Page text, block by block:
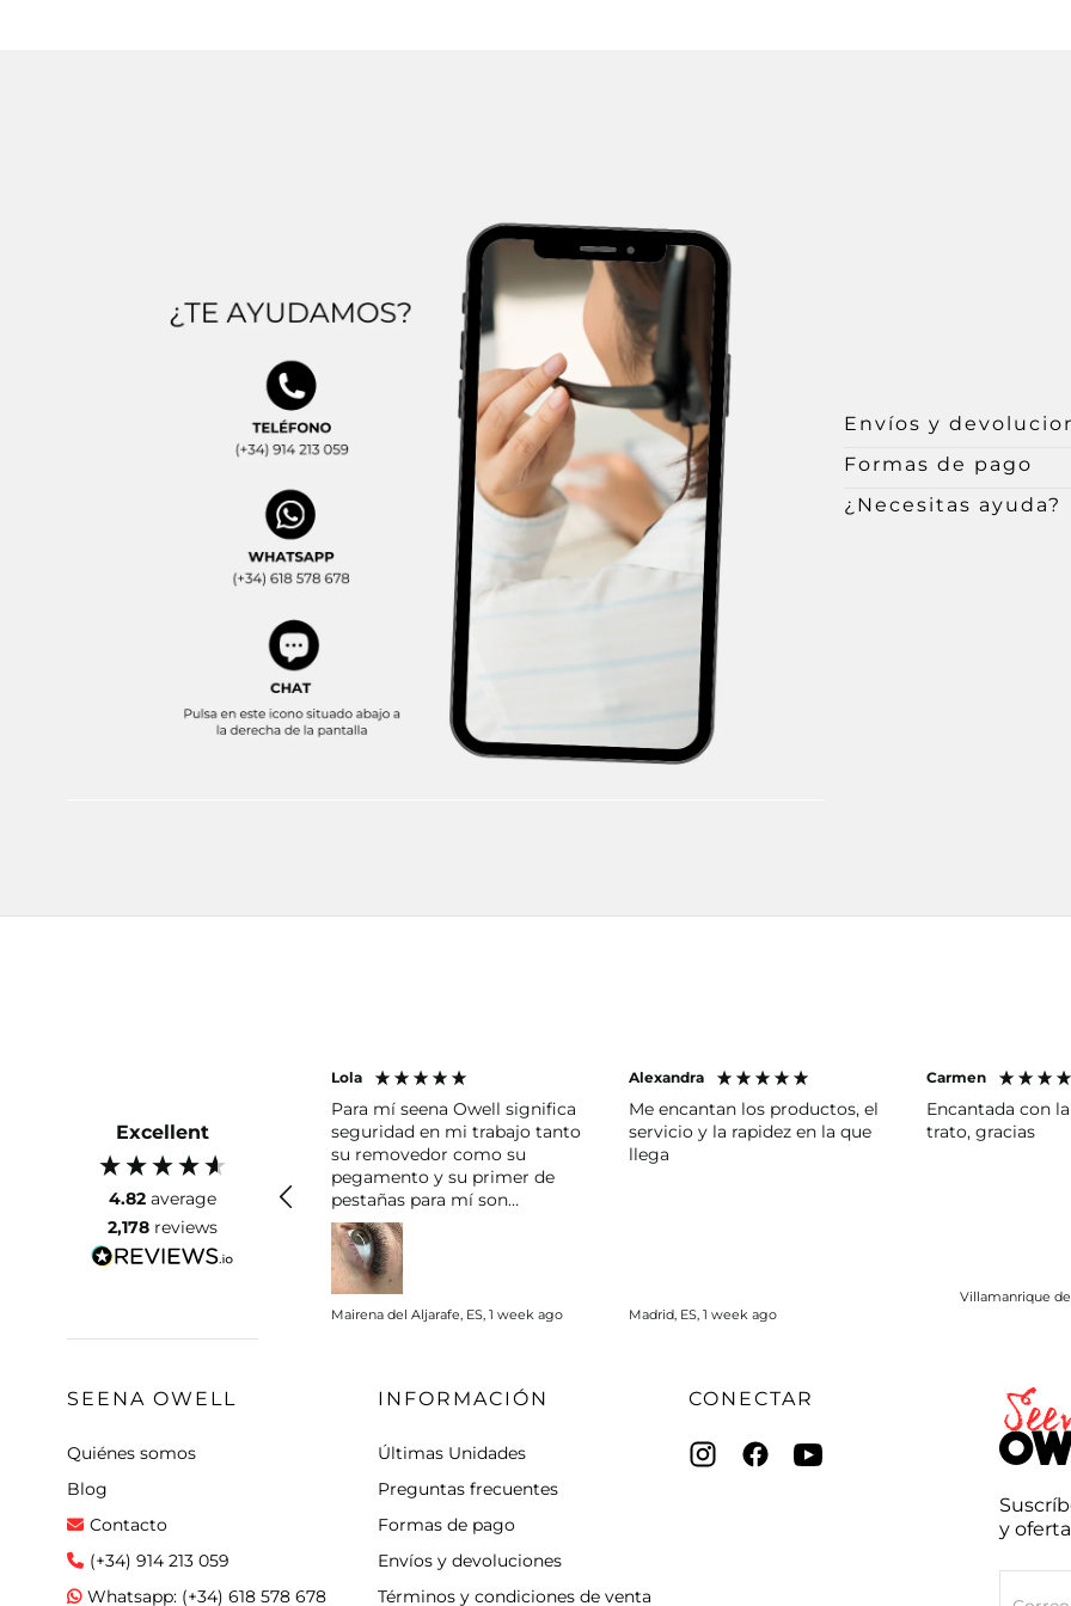
Envíos y
Formas de pago
¿Necesitas ayuda?
Excellent
4.82 average
2,178 reviews
Lola
Para mí seena Owell significa
seguridad en mi trabajo tanto
su removedor como su
pegamento y su primer de
pestañas para mí son
insustituibles a mis clientas
les duran las pestañas más de
un mes
Mairena del Aljarafe, ES, 1 week ago
Alexandra
Me encantan los productos, el
servicio y la rapidez en la que
llega
Madrid, ES, 1 week ago
Carmen
Encantada con
trato, gracias
Villamanrique de
SEENA OWELL
Quiénes somos
Blog
Contacto
(+34) 914 213 059
Whatsapp: (+34) 618 578 678
INFORMACIÓN
Últimas Unidades
Preguntas frecuentes
Formas de pago
Envíos y devoluciones
Términos y condiciones de venta
CONECTAR
Owell
y